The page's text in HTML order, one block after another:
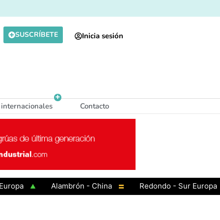
SUSCRÍBETE Inicia sesión
Contacto
Alambrón - China Redondo - Sur Europa